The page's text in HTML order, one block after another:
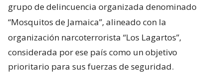
grupo de delincuencia organizada denominado
“Mosquitos de Jamaica”, alineado con la
organización narcoterrorista “Los Lagartos”,
considerada por ese país como un objetivo
prioritario para sus fuerzas de seguridad.